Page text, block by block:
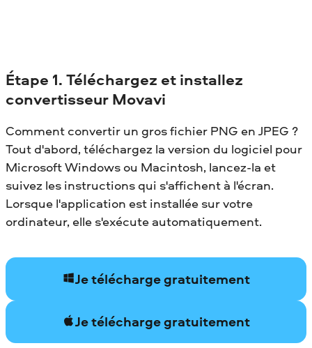
Étape 1. Téléchargez et installez
convertisseur Movavi
Comment convertir un gros fichier PNG en JPEG ?
Tout d'abord, téléchargez la version du logiciel pour
Microsoft Windows ou Macintosh, lancez-la et
suivez les instructions qui s'affichent à l'écran.
Lorsque l'application est installée sur votre
ordinateur, elle s'exécute automatiquement.
Je télécharge gratuitement
Je télécharge gratuitement